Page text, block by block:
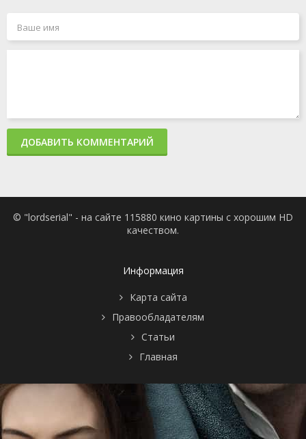
ДОБАВИТЬ КОММЕНТАРИЙ
© "lordserial" - на сайте 115880 кино картины с хорошим HD
качеством.
Информация
Карта сайта
Правообладателям
Статьи
Главная